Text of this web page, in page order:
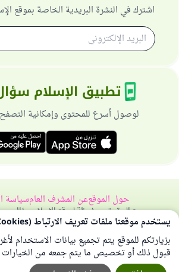
اشترك في النشرة البريدية الخاصة بموقع
تطبيق الإسلام
لوصول أسرع للمحتوى وإمكانية
حول الموقععن المشرف العامسياسة
جميع الحقوق محفوظة لموقع الإسلام سؤال وجواب 1997-
يستخدم موقعنا ملفات تعريف الارتباط (Cookies)
بزيارتكم للموقع يتم تجميع بيانات الاستخدام
قبول ذلك أو تخصيص ما يتم جمعه من الخيارات